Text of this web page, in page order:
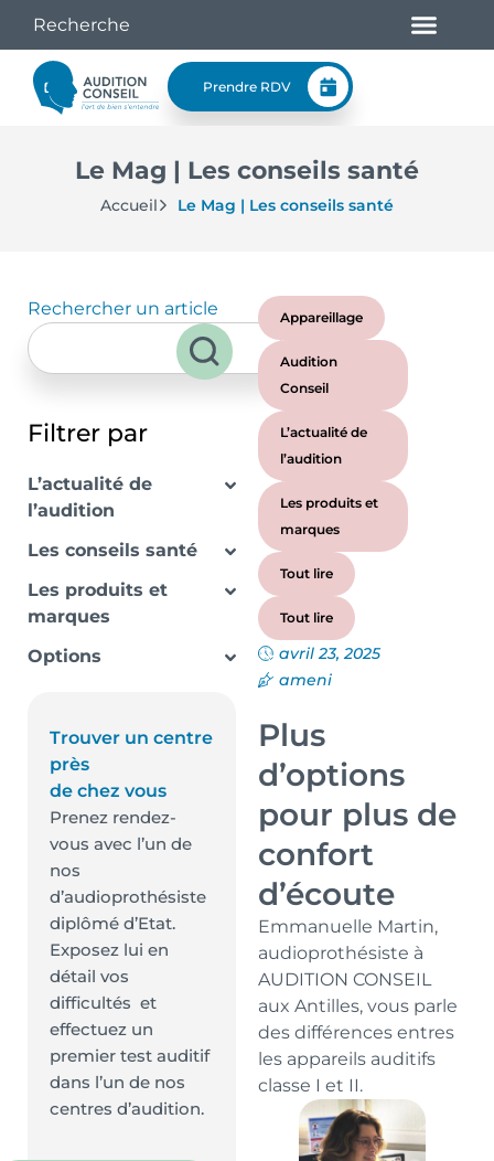
Prendre RDV
Le Mag | Les conseils santé
Accueil Le Mag | Les conseils santé
Rechercher un article
Filtrer par
L’actualité de
l’audition
Les conseils santé
Les produits et
marques
Options
Trouver un centre
près
de chez vous
Prenez rendez-
vous avec l’un de
nos
d’audioprothésiste
diplômé d’Etat.
Exposez lui en
détail vos
difficultés et
effectuez un
premier test auditif
dans l’un de nos
centres d’audition.
Appareillage
Audition
Conseil
L’actualité de
l’audition
Les produits et
marques
Tout lire
Tout lire
avril 23, 2025
ameni
Plus
d’options
pour plus de
confort
d’écoute
Emmanuelle Martin,
audioprothésiste à
AUDITION CONSEIL
aux Antilles, vous parle
des différences entres
les appareils auditifs
classe I et II.